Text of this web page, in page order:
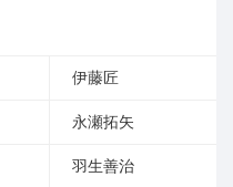
伊藤匠
永瀬拓矢
羽生善治